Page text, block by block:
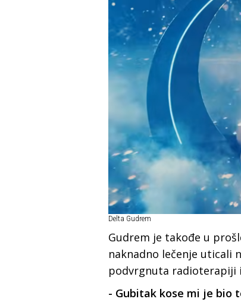
Delta Gudrem
Gudrem јe takođe u
naknadno lečenje uticali
podvrgnuta radioterapiјi
- Gubitak kose mi јe bio